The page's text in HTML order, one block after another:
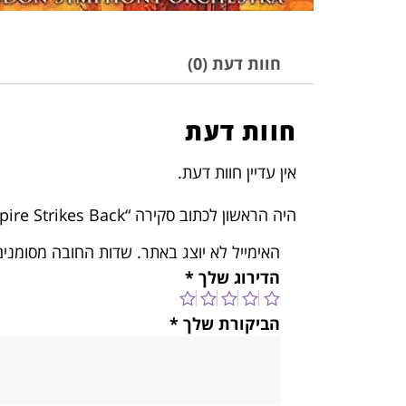
חוות דעת (0)
חוות דעת
אין עדיין חוות דעת.
היה הראשון לכתוב סקירה “John Williams – Star Wars: The Empire Strikes Back”
האימייל לא יוצג באתר. שדות החובה
הדירוג שלך *
הביקורת שלך *